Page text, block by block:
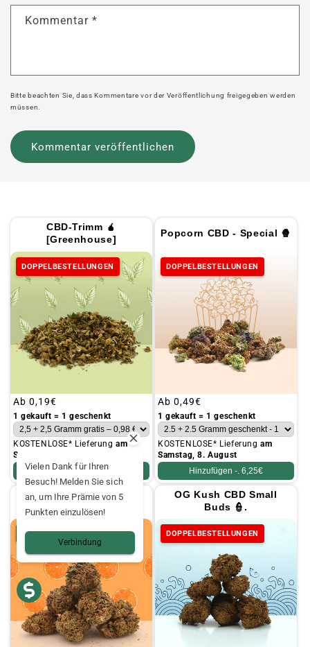
Kommentar *
Bitte beachten Sie, dass Kommentare vor der Veröffentlichung freigegeben werden
müssen.
CBD-Trimm 🧉
[Greenhouse]
DOPPELBESTELLUNGEN
Üblicher
Preis
Ab 0,19€
1 gekauft = 1 geschenkt
KOSTENLOSE* Lieferungam
Samstag, 8. August
Hinzufügen -.4,95€
Popcorn CBD - Special 🍿
DOPPELBESTELLUNGEN
Üblicher
Preis
Ab 0,49€
1 gekauft = 1 geschenkt
KOSTENLOSE* Lieferungam
Samstag, 8. August
Hinzufügen -. 6,25€
Orange Bud CBD Small
Buds 🍊.
DOPPELBESTELLUNGEN
OG Kush CBD Small
Buds 👮.
DOPPELBESTELLUNGEN
Vielen Dank für Ihren
Besuch! Melden Sie sich
an, um Ihre Prämie von 5
Punkten einzulösen!
Verbindung